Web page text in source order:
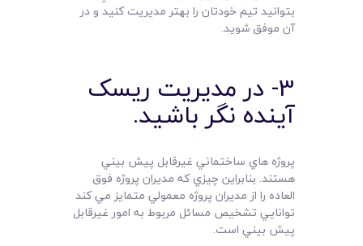
بتوانيد تيم خودتان را بهتر مديريت کنيد و در
آن موفق شويد.
3- در مديريت ريسک
آينده نگر باشيد.
پروژه هاي ساختماني غيرقابل پيش بيني
هستند. بنابراين چيزي که مديران پروژه فوق
العاده را از مديران پروژه معمولي متمايز مي کند
توانايي تشخيص مسائل مربوط به امور غيرقابل
پيش بيني است.